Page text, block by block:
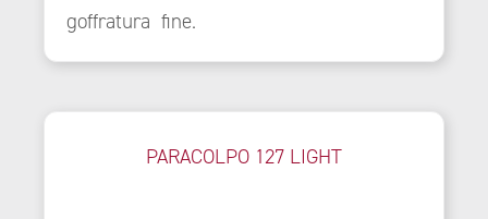
goffratura fine.
PARACOLPO 127 LIGHT